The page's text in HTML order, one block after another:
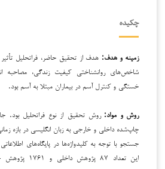
چکیده
زمینه و هدف: هدف از تحقیق حاضر، فراتحلیل
شاخص‌های روانشناختی کیفیت زندگی، مصاحبه
خستگی و کنترل آسم در بیماران مبتلا به آسم بود.
روش و مواد: روش تحقیق از نوع فراتحلیل بود.
این تعداد ۸۷